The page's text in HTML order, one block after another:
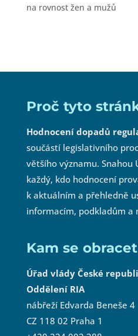
na rovnost žen a mužů
Proč tyto
Hodnocení dopadů
součástí legislativního
většího významu. Snahou
každý, kdo hodnocení
k aktuálním a přehledně
informacím, podkladům a
Kam se obracet
Úřad vlády České
Oddělení RIA
nábřeží Edvarda Beneše 4
CZ 118 02 Praha 1